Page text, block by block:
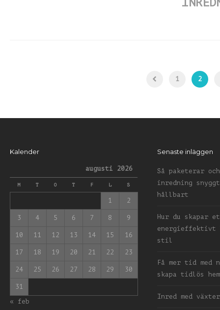
1 2
Kalender
augusti 2026
M T O T F L S
1 2
3 4 5 6 7 8 9
10 11 12 13 14 15 16
17 18 19 20 21 22 23
24 25 26 27 28 29 30
31
« feb
Senaste inläggen
Så paketerar
inredning
hållbart
Hur du skapar
energieffektivt
stil
Få mer tid med
skapa tidlös
Inred med växter